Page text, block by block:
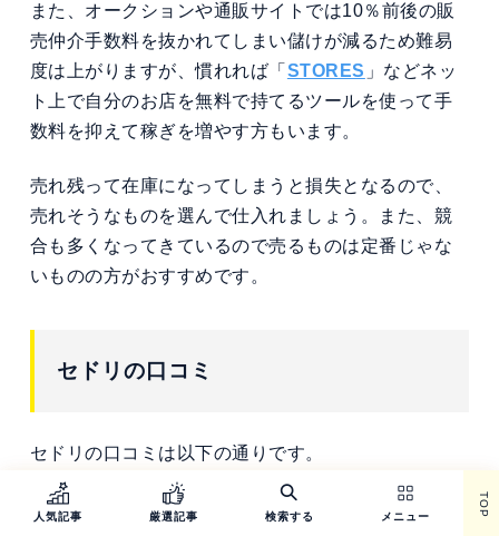
また、オークションや通販サイトでは10％前後の販
売仲介手数料を抜かれてしまい儲けが減るため難易
度は上がりますが、慣れれば「 STORES 」などネッ
ト上で自分のお店を無料で持てるツールを使って手
数料を抑えて稼ぎを増やす方もいます。
売れ残って在庫になってしまうと損失となるので、
売れそうなものを選んで仕入れましょう。また、競
合も多くなってきているので売るものは定番じゃな
いものの方がおすすめです。
セドリの口コミ
セドリの口コミは以下の通りです。
人気記事 厳選記事 検索する メニュー TOP